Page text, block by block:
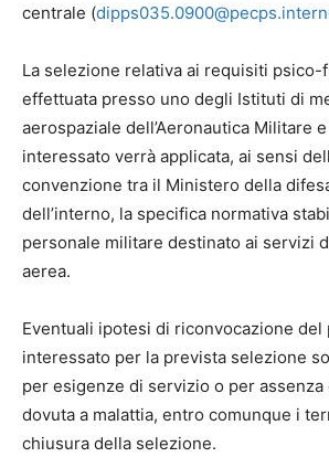
centrale (
La selezione relativa ai requisiti
effettuata presso uno degli Istituti di
aerospaziale dell’Aeronautica Militare
interessato verrà applicata, ai sensi
convenzione tra il Ministero della
dell’interno, la specifica normativa
personale militare destinato ai servizi
aerea.
Eventuali ipotesi di riconvocazione del
interessato per la prevista selezione
per esigenze di servizio o per assenza
dovuta a malattia, entro comunque i
chiusura della selezione.